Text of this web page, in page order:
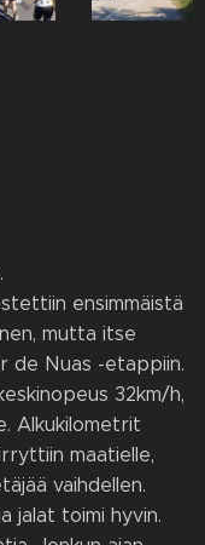
ensimmäistä
mutta itse
de Nuas -etappiin.
32km/h,
Alkukilometrit
maatielle,
vaihdellen.
jalat toimi hyvin.